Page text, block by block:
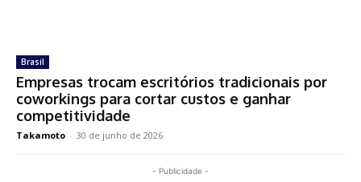
Brasil
Empresas trocam escritórios tradicionais por
coworkings para cortar custos e ganhar
competitividade
Takamoto - 30 de junho de 2026
- Publicidade -